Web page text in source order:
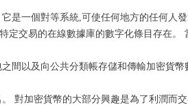
是一個對等系統,可使任何地方的任何人
定交易的在線數據庫的數字化條目存在。
間以及向公共分類帳存儲和傳輸加密貨
對加密貨幣的大部分興趣是為了利潤而